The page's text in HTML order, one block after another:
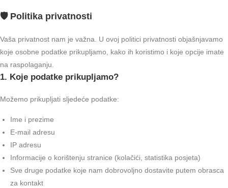
🛡️ Politika privatnosti
Vaša privatnost nam je važna. U ovoj politici privatnosti objašnjavamo
koje osobne podatke prikupljamo, kako ih koristimo i koje opcije imate
na raspolaganju.
1. Koje podatke prikupljamo?
Možemo prikupljati sljedeće podatke:
Ime i prezime
E-mail adresu
IP adresu
Informacije o korištenju stranice (kolačići, statistika posjeta)
Sve druge podatke koje nam dobrovoljno dostavite putem obrasca
za kontakt